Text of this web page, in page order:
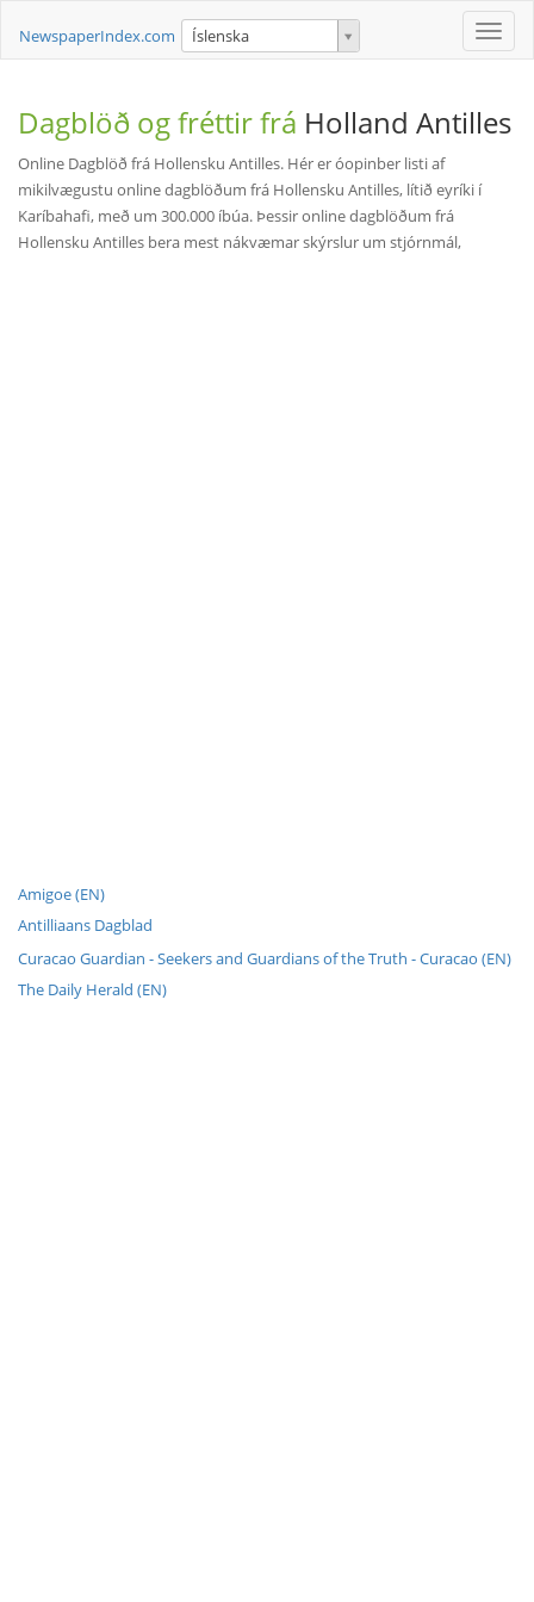
Toggle
NewspaperIndex.com Íslenska
Dagblöð og fréttir frá Holland Antilles
Online Dagblöð frá Hollensku Antilles. Hér er óopinber listi af
mikilvægustu online dagblöðum frá Hollensku Antilles, lítið eyríki í
Karíbahafi, með um 300.000 íbúa. Þessir online dagblöðum frá
Hollensku Antilles bera mest nákvæmar skýrslur um stjórnmál,
Amigoe (EN)
Antilliaans Dagblad
Curacao Guardian - Seekers and Guardians of the Truth - Curacao (EN)
The Daily Herald (EN)